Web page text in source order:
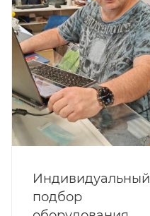
Индивидуальный
подбор